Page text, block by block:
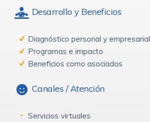
Desarrollo y Beneficios
Diagnóstico personal y empresarial
Programas e impacto
Beneficios como asociados
Canales / Atención
Servicios virtuales